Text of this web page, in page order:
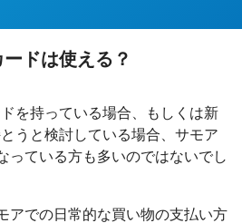
ドは使える？
を持っている場合、もしくは新
うと検討している場合、サモア
っている方も多いのではないでし
アでの日常的な買い物の支払い方